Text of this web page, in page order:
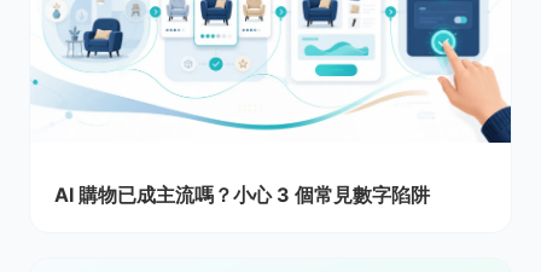
AI 購物已成主流嗎？小心 3 個常見數字陷阱